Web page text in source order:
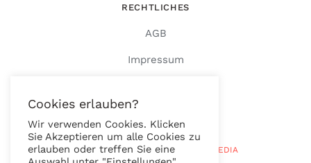
RECHTLICHES
AGB
Impressum
© Copyright 2026 |RAUTENBERG MEDIA
Cookies erlauben?
Wir verwenden Cookies. Klicken
Sie Akzeptieren um alle Cookies zu
erlauben oder treffen Sie eine